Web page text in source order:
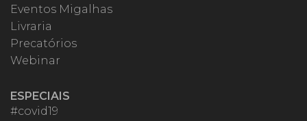
Eventos Migalhas
Livraria
Precatórios
Webinar
ESPECIAIS
#covid19